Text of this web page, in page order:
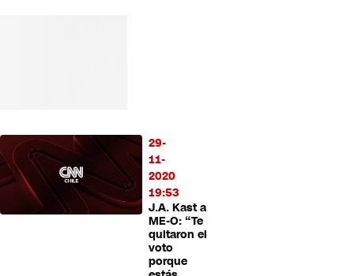
29-
11-
2020
19:53
J.A. Kast a
ME-O: “Te
quitaron el
voto
porque